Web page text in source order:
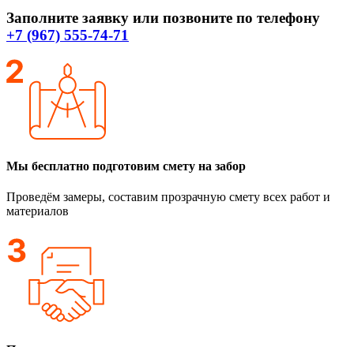
Заполните заявку или позвоните по телефону
+7 (967) 555-74-71
Мы бесплатно подготовим смету на забор
Проведём замеры, составим прозрачную смету всех работ и
материалов